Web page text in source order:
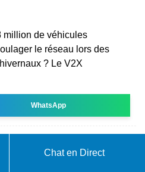
million de véhicules
le réseau lors des
? Le V2X
WhatsApp
Chat en Direct